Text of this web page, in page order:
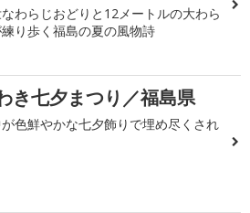
わらじおどりと12メートルの大わら
練り歩く福島の夏の風物詩
き七夕まつり／福島県
色鮮やかな七夕飾りで埋め尽くされ